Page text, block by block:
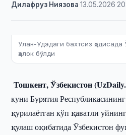
Дилафруз Ниязова ·13.05.2026
Улан-Удэдаги бахтсиз
ҳалок бўлди
Тошкент, Ўзбекистон
куни Бурятия
қурилаётган кўп қаватли
қулаш оқибатида Ўзбекистон